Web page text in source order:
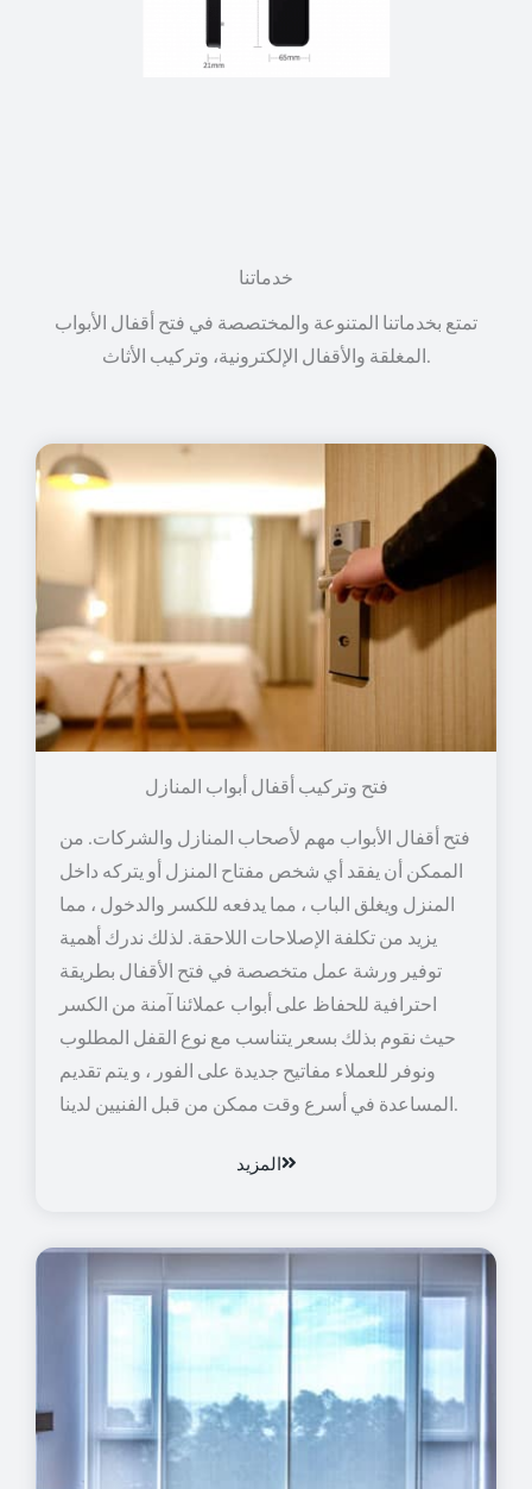
خدماتنا
تمتع بخدماتنا المتنوعة والمختصصة في فتح أقفال الأبواب
فتح وتركيب أقفال أبواب المنازل
فتح أقفال الأبواب مهم لأصحاب المنازل والشركات. من
الممكن أن يفقد أي شخص مفتاح المنزل أو يتركه داخل
المنزل ويغلق الباب ، مما يدفعه للكسر والدخول ، مما
يزيد من تكلفة الإصلاحات اللاحقة. لذلك ندرك أهمية
توفير ورشة عمل متخصصة في فتح الأقفال بطريقة
احترافية للحفاظ على أبواب عملائنا آمنة من الكسر
حيث نقوم بذلك بسعر يتناسب مع نوع القفل المطلوب
ونوفر للعملاء مفاتيح جديدة على الفور ، و يتم تقديم
المساعدة في أسرع وقت ممكن من قبل الفنيين لدينا.
المزيد